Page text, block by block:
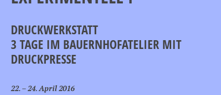
DRUCKWERKSTATT
3 TAGE IM BAUERNHOFATELIER MIT
DRUCKPRESSE
22. – 24. April 2016